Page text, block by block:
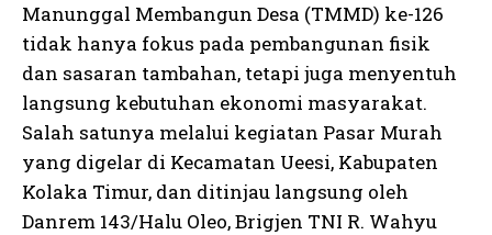
Manunggal Membangun Desa (TMMD) ke-126
tidak hanya fokus pada pembangunan fisik
dan sasaran tambahan, tetapi juga menyentuh
langsung kebutuhan ekonomi masyarakat.
Salah satunya melalui kegiatan Pasar Murah
yang digelar di Kecamatan Ueesi, Kabupaten
Kolaka Timur, dan ditinjau langsung oleh
Danrem 143/Halu Oleo, Brigjen TNI R. Wahyu